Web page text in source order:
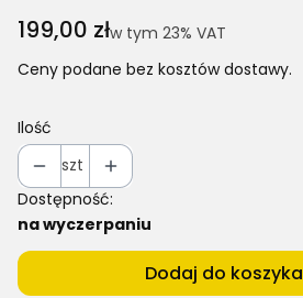
Cena
199,00 złw tym 23% VAT
w tym 23% VAT
Ceny podane bez kosztów dostawy.
Ilość
szt
Dostępność:
na wyczerpaniu
Dodaj do koszyka